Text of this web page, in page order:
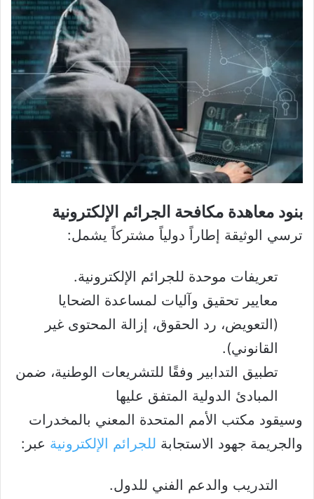
بنود معاهدة مكافحة الجرائم الإلكترونية
ترسي الوثيقة إطاراً دولياً مشتركاً يشمل:
تعريفات موحدة للجرائم الإلكترونية.
معايير تحقيق وآليات لمساعدة الضحايا
(التعويض، رد الحقوق، إزالة المحتوى غير
القانوني).
تطبيق التدابير وفقًا للتشريعات الوطنية، ضمن
المبادئ الدولية المتفق عليها
وسيقود مكتب الأمم المتحدة المعني بالمخدرات
والجريمة جهود الاستجابة للجرائم الإلكترونية عبر:
التدريب والدعم الفني للدول.